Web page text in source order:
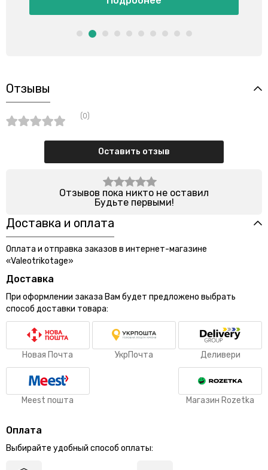
Отзывы
(0)
Оставить отзыв
Отзывов пока никто не оставил
Будьте первыми!
Доставка и оплата
Оплата и отправка заказов в интернет-магазине
«Valeotrikotage»
Доставка
При оформлении заказа Вам будет предложено выбрать
способ доставки товара:
Новая Почта УкрПочта Деливери
Meest пошта Магазин Rozetka
Оплата
Выбирайте удобный способ оплаты: